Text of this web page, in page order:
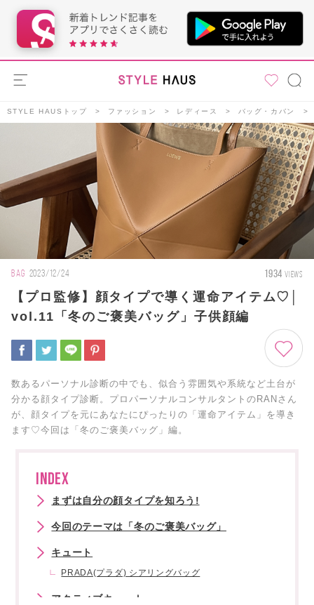
STYLE HAUSトップ ファッション レディース バッグ・カバン
BAG 2023/12/24 1934 VIEWS
【プロ監修】顔タイプで導く運命アイテム♡│
vol.11「冬のご褒美バッグ」子供顔編
数あるパーソナル診断の中でも、似合う雰囲気や系統など土台が
分かる顔タイプ診断。プロパーソナルコンサルタントのRANさん
が、顔タイプを元にあなたにぴったりの「運命アイテム」を導き
ます♡今回は「冬のご褒美バッグ」編。
INDEX
まずは自分の顔タイプを知ろう!
今回のテーマは「冬のご褒美バッグ」
キュート
PRADA(プラダ) シアリングバッグ
アクティブキュート